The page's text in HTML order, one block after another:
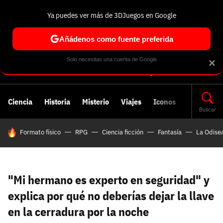
Ciencia Historia Misterio Viajes Iconos
Buscar
HOY SE HABLA DE
Formato físico RPG Ciencia ficción Fantasía La
"Mi hermano es experto en seguridad" y
explica por qué no deberías dejar la llave
en la cerradura por la noche
Entra en 3DJuegos
Correo electrónico
Contraseña
Entra con Google
Regístrate en 3DJuegos
Correo electrónico
Contraseña (mínimo 6 caracteres)
Repetir contraseña
Se usa para la dirección de tu página de usuario.
Piénsalo bien porque no podrás cambiarlo. Mínimo 3
Recuperar contraseña
Correo electrónico
Recuperar contraseña Cancelar
Te enviaremos un correo electrónico con un
Correo electrónico asociado a tu cuenta de
Facebook:
×
Ya puedes ver más de 3DJuegos en Google
Añádenos como fuente preferida
Solo necesitas una cuenta de Google